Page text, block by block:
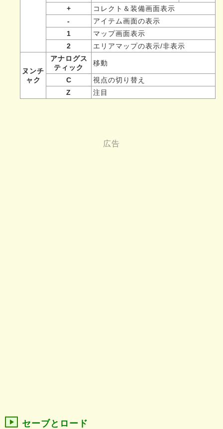
+
コレクト＆装備画面表示
-
アイテム画面の表示
1
マップ画面表示
2
エリアマップの表示/非表示
ヌンチ
ャク
アナログス
ティック
移動
C
視点の切り替え
Z
注目
セーブとロード